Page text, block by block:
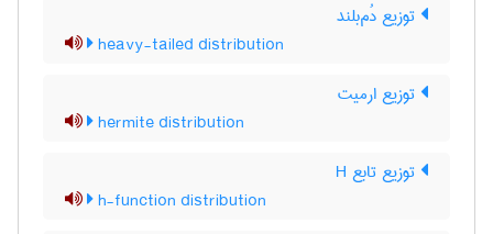
توزیع دُم‌بلند
heavy-tailed distribution
توزیع ارمیت
hermite distribution
توزیع تابع H
h-function distribution